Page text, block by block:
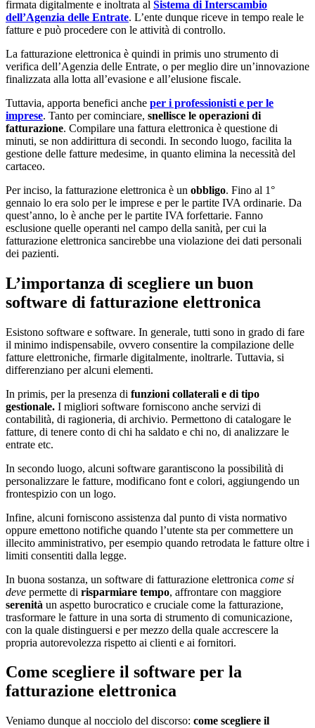
firmata digitalmente e inoltrata al Sistema di Interscambio
dell’Agenzia delle Entrate. L’ente dunque riceve in tempo reale le
fatture e può procedere con le attività di controllo.
La fatturazione elettronica è quindi in primis uno strumento di
verifica dell’Agenzia delle Entrate, o per meglio dire un’innovazione
finalizzata alla lotta all’evasione e all’elusione fiscale.
Tuttavia, apporta benefici anche per i professionisti e per le
imprese. Tanto per cominciare, snellisce le operazioni di
fatturazione. Compilare una fattura elettronica è questione di
minuti, se non addirittura di secondi. In secondo luogo, facilita la
gestione delle fatture medesime, in quanto elimina la necessità del
cartaceo.
Per inciso, la fatturazione elettronica è un obbligo. Fino al 1°
gennaio lo era solo per le imprese e per le partite IVA ordinarie. Da
quest’anno, lo è anche per le partite IVA forfettarie. Fanno
esclusione quelle operanti nel campo della sanità, per cui la
fatturazione elettronica sancirebbe una violazione dei dati personali
dei pazienti.
L’importanza di scegliere un buon
software di fatturazione elettronica
Esistono software e software. In generale, tutti sono in grado di fare
il minimo indispensabile, ovvero consentire la compilazione delle
fatture elettroniche, firmarle digitalmente, inoltrarle. Tuttavia, si
differenziano per alcuni elementi.
In primis, per la presenza di funzioni collaterali e di tipo
gestionale. I migliori software forniscono anche servizi di
contabilità, di ragioneria, di archivio. Permettono di catalogare le
fatture, di tenere conto di chi ha saldato e chi no, di analizzare le
entrate etc.
In secondo luogo, alcuni software garantiscono la possibilità di
personalizzare le fatture, modificano font e colori, aggiungendo un
frontespizio con un logo.
Infine, alcuni forniscono assistenza dal punto di vista normativo
oppure emettono notifiche quando l’utente sta per commettere un
illecito amministrativo, per esempio quando retrodata le fatture oltre i
limiti consentiti dalla legge.
In buona sostanza, un software di fatturazione elettronica come si
deve permette di risparmiare tempo, affrontare con maggiore
serenità un aspetto burocratico e cruciale come la fatturazione,
trasformare le fatture in una sorta di strumento di comunicazione,
con la quale distinguersi e per mezzo della quale accrescere la
propria autorevolezza rispetto ai clienti e ai fornitori.
Come scegliere il software per la
fatturazione elettronica
Veniamo dunque al nocciolo del discorso: come scegliere il